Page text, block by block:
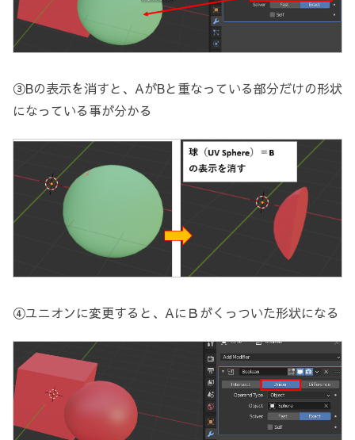
③Bの表示を消すと、AがBと重なっている部分だけの形状
になっている事が分かる
④ユニオンに変更すると、AにＢがくっついた形状になる